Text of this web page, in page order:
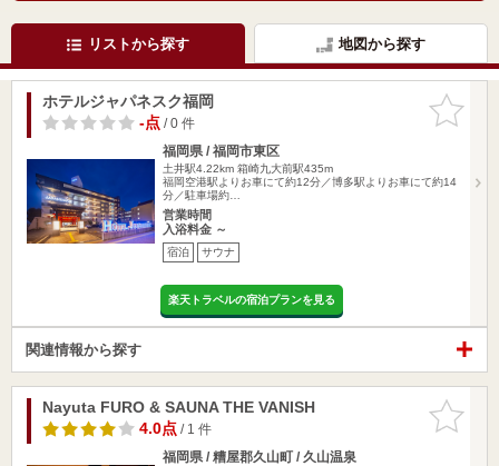
リストから探す 地図から探す
お気に入
りに追加
ホテルジャパネスク福岡
-点/ 0 件
福岡県 / 福岡市東区
土井駅4.22km 箱崎九大前駅435m
福岡空港駅よりお車にて約12分／博多駅よりお車にて約14
分／駐車場約…
営業時間
入浴料金 ～
宿泊 サウナ
楽天トラベルの宿泊プランを見る
関連情報から探す
お気に入
りに追加
Nayuta FURO & SAUNA THE VANISH
4.0点/ 1 件
福岡県 / 糟屋郡久山町 / 久山温泉